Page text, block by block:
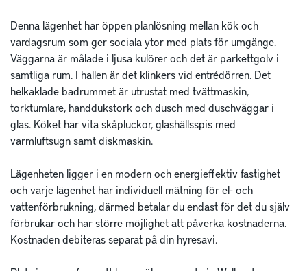
Denna lägenhet har öppen planlösning mellan kök och
vardagsrum som ger sociala ytor med plats för umgänge.
Väggarna är målade i ljusa kulörer och det är parkettgolv i
samtliga rum. I hallen är det klinkers vid entrédörren. Det
helkaklade badrummet är utrustat med tvättmaskin,
torktumlare, handdukstork och dusch med duschväggar i
glas. Köket har vita skåpluckor, glashällsspis med
varmluftsugn samt diskmaskin.
Lägenheten ligger i en modern och energieffektiv fastighet
och varje lägenhet har individuell mätning för el- och
vattenförbrukning, därmed betalar du endast för det du själv
förbrukar och har större möjlighet att påverka kostnaderna.
Kostnaden debiteras separat på din hyresavi.